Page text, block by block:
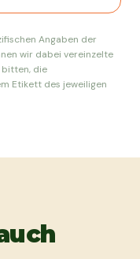
Angaben der
wir dabei vereinzelte
bitten, die
Etikett des jeweiligen